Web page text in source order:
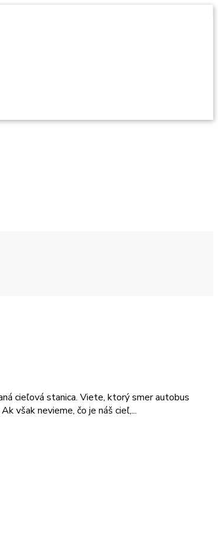
cieľová stanica. Viete, ktorý smer autobus
však nevieme, čo je náš cieľ,...